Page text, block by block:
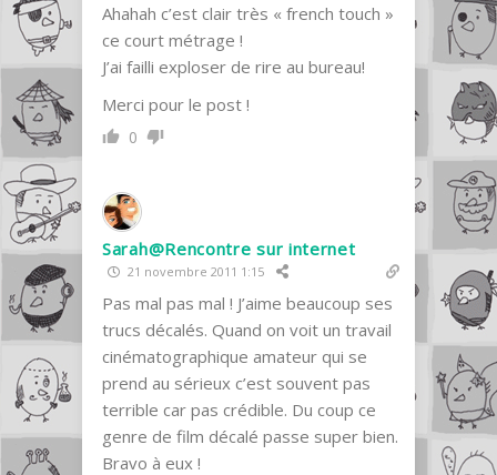
Ahahah c’est clair très « french touch »
ce court métrage !
J’ai failli exploser de rire au bureau!
Merci pour le post !
0
Sarah@Rencontre sur internet
21 novembre 2011 1:15
Pas mal pas mal ! J’aime beaucoup ses
trucs décalés. Quand on voit un travail
cinématographique amateur qui se
prend au sérieux c’est souvent pas
terrible car pas crédible. Du coup ce
genre de film décalé passe super bien.
Bravo à eux !